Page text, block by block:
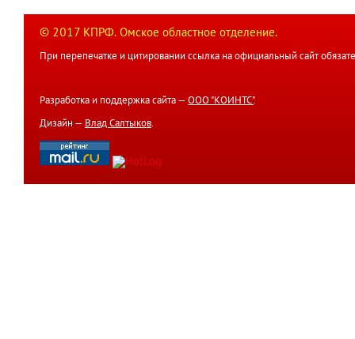
© 2017 КПРФ. Омское областное отделение.
При перепечатке и цитировании ссылка на официальный сайт
Разработка и поддержка сайта — ООО "КОИНТС".
Дизайн — Влад Салтыков.